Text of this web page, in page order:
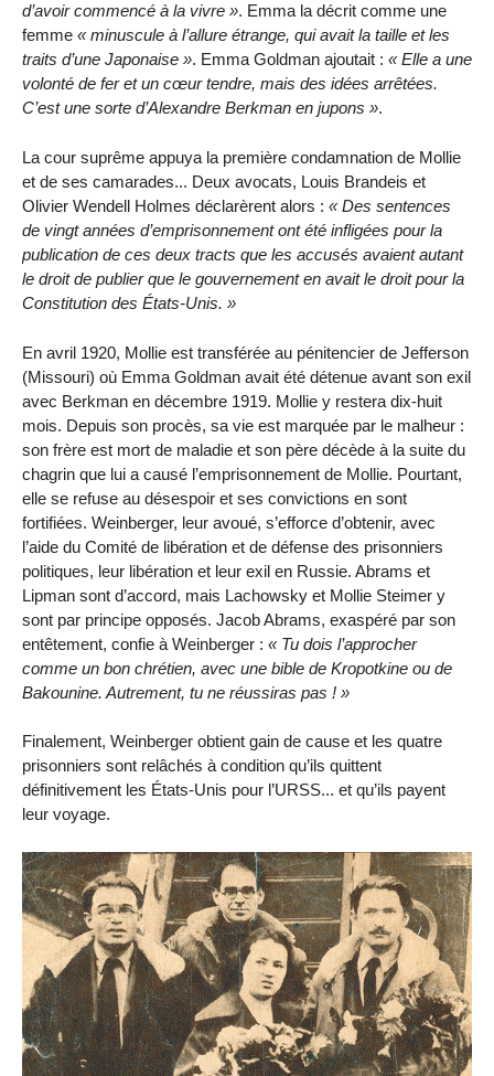
d’avoir commencé à la vivre
. Emma la décrit comme une
femme
minuscule à l’allure étrange, qui avait la taille et les
traits d’une Japonaise
. Emma Goldman ajoutait :
Elle a une
volonté de fer et un cœur tendre, mais des idées arrêtées.
C’est une sorte d’Alexandre Berkman en jupons
.
La cour suprême appuya la première condamnation de Mollie
et de ses camarades... Deux avocats, Louis Brandeis et
Olivier Wendell Holmes déclarèrent alors :
Des sentences
de vingt années d’emprisonnement ont été infligées pour la
publication de ces deux tracts que les accusés avaient autant
le droit de publier que le gouvernement en avait le droit pour la
Constitution des États-Unis.
En avril 1920, Mollie est transférée au pénitencier de Jefferson
(Missouri) où Emma Goldman avait été détenue avant son exil
avec Berkman en décembre 1919. Mollie y restera dix-huit
mois. Depuis son procès, sa vie est marquée par le malheur :
son frère est mort de maladie et son père décède à la suite du
chagrin que lui a causé l’emprisonnement de Mollie. Pourtant,
elle se refuse au désespoir et ses convictions en sont
fortifiées. Weinberger, leur avoué, s’efforce d’obtenir, avec
l’aide du Comité de libération et de défense des prisonniers
politiques, leur libération et leur exil en Russie. Abrams et
Lipman sont d’accord, mais Lachowsky et Mollie Steimer y
sont par principe opposés. Jacob Abrams, exaspéré par son
entêtement, confie à Weinberger :
Tu dois l’approcher
comme un bon chrétien, avec une bible de Kropotkine ou de
Bakounine. Autrement, tu ne réussiras pas !
Finalement, Weinberger obtient gain de cause et les quatre
prisonniers sont relâchés à condition qu’ils quittent
définitivement les États-Unis pour l’URSS... et qu’ils payent
leur voyage.